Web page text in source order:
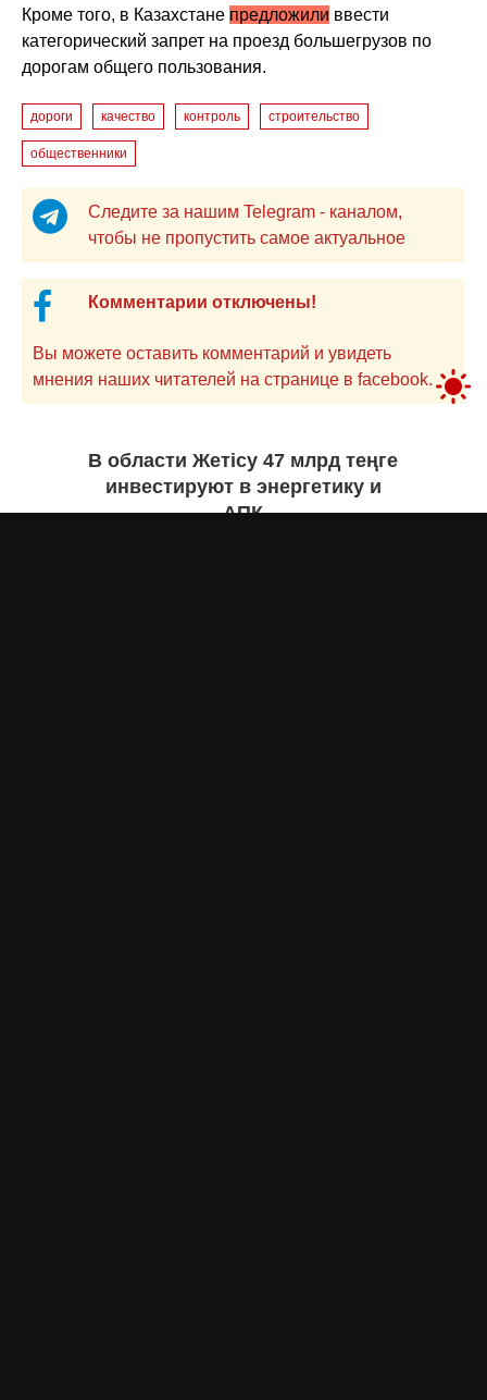
Кроме того, в Казахстане предложили ввести
категорический запрет на проезд большегрузов по
дорогам общего пользования.
дороги качество контроль строительство
общественники
Следите за нашим Telegram - каналом,
чтобы не пропустить самое актуальное
Комментарии отключены!
Вы можете оставить комментарий и увидеть
мнения наших читателей на странице в facebook.
В области Жетісу 47 млрд теңге
инвестируют в энергетику и
АПК